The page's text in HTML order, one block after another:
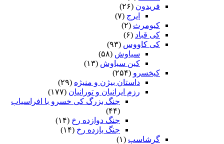
فریدون (۲۶)
ایرج (۷)
کیومرث (۲)
کی قباد (۶)
کی کاووس (۹۳)
سیاوش (۵۸)
کین سیاوش (۱۳)
کیخسرو (۲۵۴)
داستان بیژن و منیژه (۲۹)
رزم ایرانیان و تورانیان (۱۷۷)
جنگ بزرگ کی خسرو با افراسیاب
(۴۴)
جنگ دوازده رخ (۱۴)
جنگ یازده رخ (۱۴)
گرشاسپ (۱)